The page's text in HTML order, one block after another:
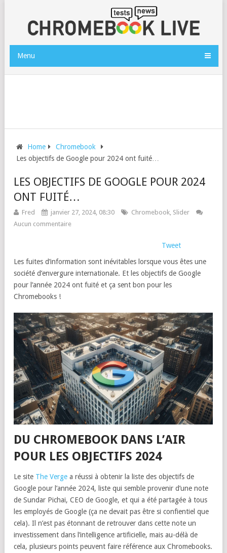
Menu
Home
Chromebook
Les objectifs de Google pour 2024 ont fuité…
LES OBJECTIFS DE GOOGLE POUR 2024
ONT FUITÉ…
Fred janvier 27, 2024, 08:30 Chromebook, Slider
Aucun commentaire
Tweet
Les fuites d’information sont inévitables lorsque vous êtes une
société d’envergure internationale. Et les objectifs de Google
pour l’année 2024 ont fuité et ça sent bon pour les
Chromebooks !
DU CHROMEBOOK DANS L’AIR
POUR LES OBJECTIFS 2024
Le site The Verge a réussi à obtenir la liste des objectifs de
Google pour l’année 2024, liste qui semble provenir d’une note
de Sundar Pichai, CEO de Google, et qui a été partagée à tous
les employés de Google (ça ne devait pas être si confientiel que
cela). Il n’est pas étonnant de retrouver dans cette note un
investissement dans l’intelligence artificielle, mais au-délà de
cela, plusieurs points peuvent faire référence aux Chromebooks.